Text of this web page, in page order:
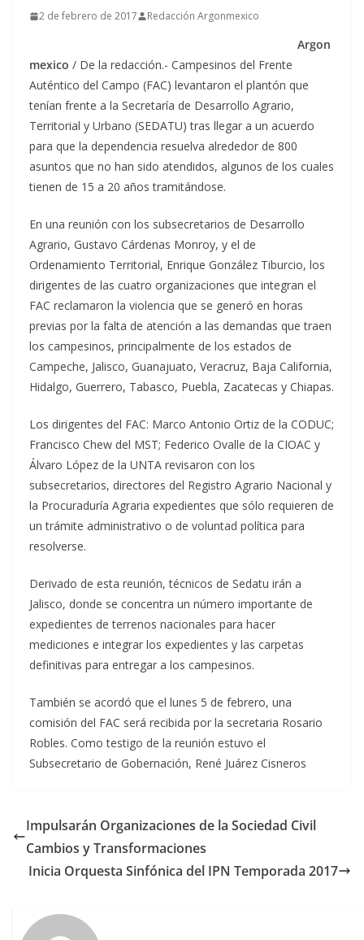
2 de febrero de 2017 Redacción Argonmexico
Argon
mexico / De la redacción.- Campesinos del Frente
Auténtico del Campo (FAC) levantaron el plantón que
tenían frente a la Secretaría de Desarrollo Agrario,
Territorial y Urbano (SEDATU) tras llegar a un acuerdo
para que la dependencia resuelva alrededor de 800
asuntos que no han sido atendidos, algunos de los cuales
tienen de 15 a 20 años tramitándose.
En una reunión con los subsecretarios de Desarrollo
Agrario, Gustavo Cárdenas Monroy, y el de
Ordenamiento Territorial, Enrique González Tiburcio, los
dirigentes de las cuatro organizaciones que integran el
FAC reclamaron la violencia que se generó en horas
previas por la falta de atención a las demandas que traen
los campesinos, principalmente de los estados de
Campeche, Jalisco, Guanajuato, Veracruz, Baja California,
Hidalgo, Guerrero, Tabasco, Puebla, Zacatecas y Chiapas.
Los dirigentes del FAC: Marco Antonio Ortiz de la CODUC;
Francisco Chew del MST; Federico Ovalle de la CIOAC y
Álvaro López de la UNTA revisaron con los
subsecretarios, directores del Registro Agrario Nacional y
la Procuraduría Agraria expedientes que sólo requieren de
un trámite administrativo o de voluntad política para
resolverse.
Derivado de esta reunión, técnicos de Sedatu irán a
Jalisco, donde se concentra un número importante de
expedientes de terrenos nacionales para hacer
mediciones e integrar los expedientes y las carpetas
definitivas para entregar a los campesinos.
También se acordó que el lunes 5 de febrero, una
comisión del FAC será recibida por la secretaria Rosario
Robles. Como testigo de la reunión estuvo el
Subsecretario de Gobernación, René Juárez Cisneros
Impulsarán Organizaciones de la Sociedad Civil
Cambios y Transformaciones
Inicia Orquesta Sinfónica del IPN Temporada 2017